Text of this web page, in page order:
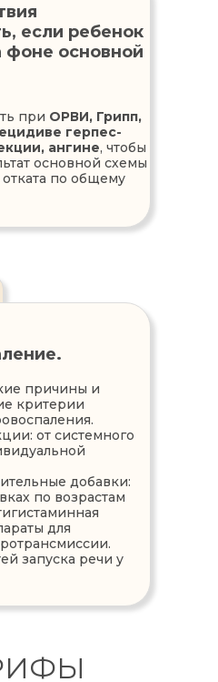
при ОРВИ, Грипп,
герпес-
ангине, чтобы
основной схемы
по общему
если ребенок
фоне основной
причины и
критерии
от системного
добавки:
по возрастам
для
запуска речи у